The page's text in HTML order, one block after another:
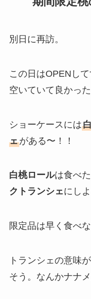
別日に再訪。
この日はOPENし
空いていて良かった
ショーケースには
ェがある〜！！
白桃ロールは食べ
クトランシェにしよ
限定品は早く食べな
トランシェの意味
そう。なんかナナメ